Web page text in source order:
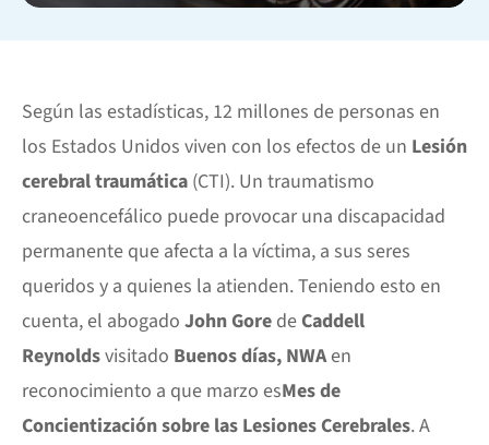
Según las estadísticas, 12 millones de personas en
los Estados Unidos viven con los efectos de un Lesión
cerebral traumática (CTI). Un traumatismo
craneoencefálico puede provocar una discapacidad
permanente que afecta a la víctima, a sus seres
queridos y a quienes la atienden. Teniendo esto en
cuenta, el abogado John Gore de Caddell
Reynoldsvisitado Buenos días, NWAen
reconocimiento a que marzo esMes de
Concientización sobre las Lesiones Cerebrales. A